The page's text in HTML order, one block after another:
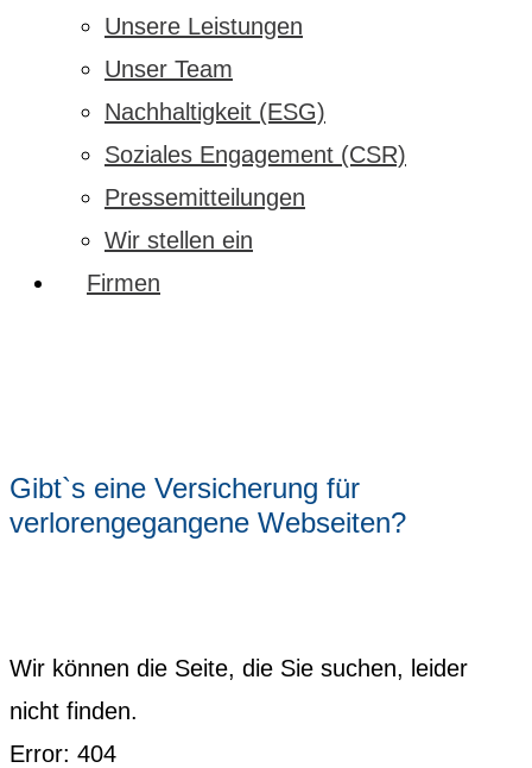
Unsere Leistungen
Unser Team
Nachhaltigkeit (ESG)
Soziales Engagement (CSR)
Pressemitteilungen
Wir stellen ein
Firmen
Gibt`s eine Versicherung für
verlorengegangene Webseiten?
Wir können die Seite, die Sie suchen, leider
nicht finden.
Error: 404